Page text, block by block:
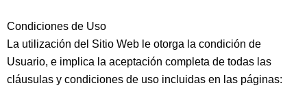
Condiciones de Uso
La utilización del Sitio Web le otorga la condición de
Usuario, e implica la aceptación completa de todas las
cláusulas y condiciones de uso incluidas en las páginas: